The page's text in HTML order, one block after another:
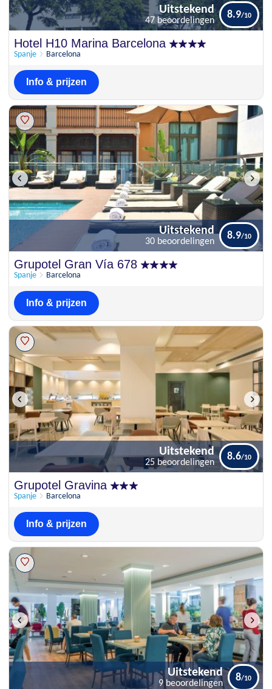
Uitstekend
Hotel H10 Marina Barcelona
Spanje Barcelona
Uitstekend
47 beoordelingen
8.9
Info & prijzen
Uitstekend
Grupotel Gran Vía 678
Spanje Barcelona
Uitstekend
30 beoordelingen
8.9
Info & prijzen
Grupotel Gravina
Spanje Barcelona
Uitstekend
25 beoordelingen
8.6
Info & prijzen
Uitstekend
9 beoordelingen
8